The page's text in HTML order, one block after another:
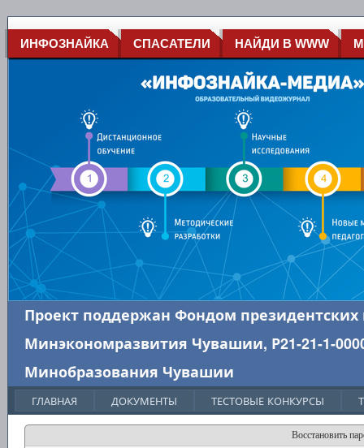
ИНФОЗНАЙКА СПАСАТЕЛИ НАЙДИ В WWW
Проект поддержан Фондом президентских
Минэкономразвития Чувашии, Р21-21-1-
Минобразования Чувашии
ГЛАВНАЯ ДОКУМЕНТЫ ТЕСТОВЫЕ КОНКУРСЫ
Восстановить